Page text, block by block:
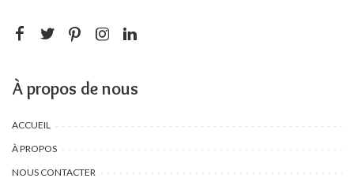
À propos de nous
ACCUEIL
À PROPOS
NOUS CONTACTER